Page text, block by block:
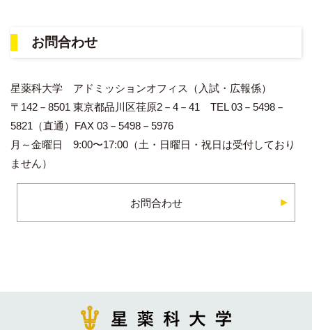
お問合わせ
星薬科大学 アドミッションオフィス（入試・広報係）
〒142－8501 東京都品川区荏原2－4－41 TEL 03－5498－
5821（直通）FAX 03－5498－5976
月～金曜日 9:00〜17:00（土・日曜日・祝日は受付しており
ません）
お問合わせ